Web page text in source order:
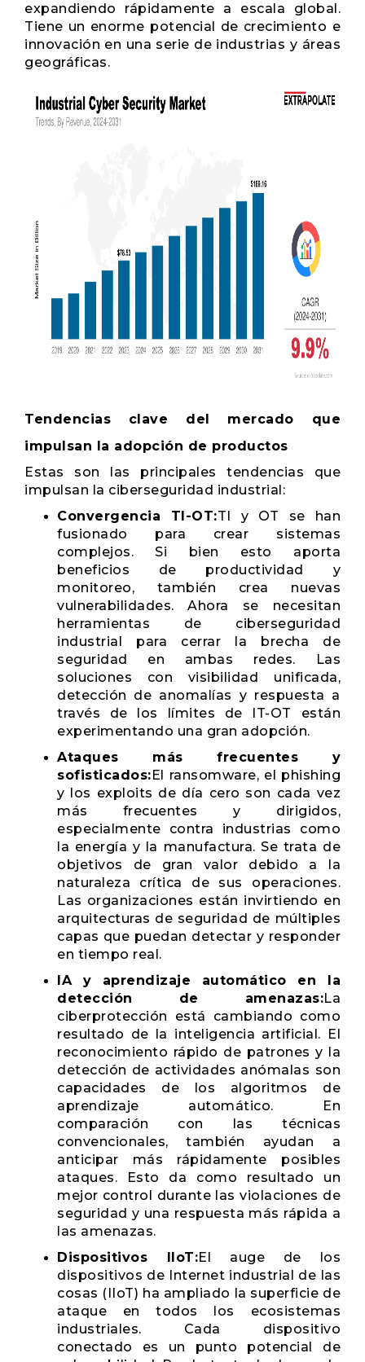
expandiendo rápidamente a escala global.
Tiene un enorme potencial de crecimiento e
innovación en una serie de industrias y áreas
geográficas.
Tendencias clave del mercado que
impulsan la adopción de productos
Estas son las principales tendencias que
impulsan la ciberseguridad industrial:
Convergencia TI-OT:TI y OT se han
fusionado para crear sistemas
complejos. Si bien esto aporta
beneficios de productividad y
monitoreo, también crea nuevas
vulnerabilidades. Ahora se necesitan
herramientas de ciberseguridad
industrial para cerrar la brecha de
seguridad en ambas redes. Las
soluciones con visibilidad unificada,
detección de anomalías y respuesta a
través de los límites de IT-OT están
experimentando una gran adopción.
Ataques más frecuentes y
sofisticados:El ransomware, el phishing
y los exploits de día cero son cada vez
más frecuentes y dirigidos,
especialmente contra industrias como
la energía y la manufactura. Se trata de
objetivos de gran valor debido a la
naturaleza crítica de sus operaciones.
Las organizaciones están invirtiendo en
arquitecturas de seguridad de múltiples
capas que puedan detectar y responder
en tiempo real.
IA y aprendizaje automático en la
detección de amenazas:La
ciberprotección está cambiando como
resultado de la inteligencia artificial. El
reconocimiento rápido de patrones y la
detección de actividades anómalas son
capacidades de los algoritmos de
aprendizaje automático. En
comparación con las técnicas
convencionales, también ayudan a
anticipar más rápidamente posibles
ataques. Esto da como resultado un
mejor control durante las violaciones de
seguridad y una respuesta más rápida a
las amenazas.
Dispositivos IIoT:El auge de los
dispositivos de Internet industrial de las
cosas (IIoT) ha ampliado la superficie de
ataque en todos los ecosistemas
industriales. Cada dispositivo
conectado es un punto potencial de